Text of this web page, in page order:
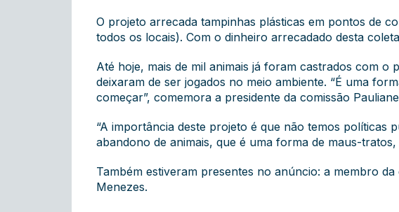
O projeto arrecada tampinhas plásticas em pontos de
todos os locais). Com o dinheiro arrecadado desta
Até hoje, mais de mil animais já foram castrados com
deixaram de ser jogados no meio ambiente. “É uma
começar”, comemora a presidente da comissão
“A importância deste projeto é que não temos políticas
abandono de animais, que é uma forma de maus-
Também estiveram presentes no anúncio: a membro
Menezes.